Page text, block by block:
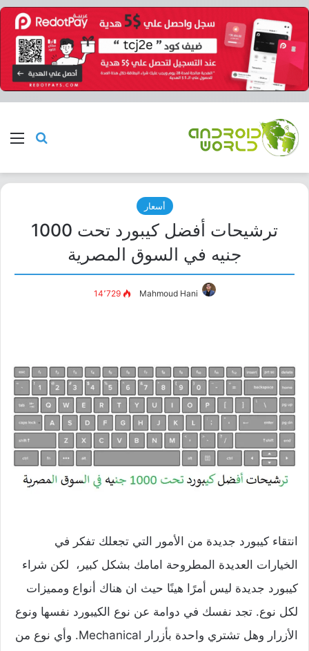
بحث
أسعار
ترشيحات أفضل كيبورد تحت 1000
جنيه في السوق المصرية
Mahmoud Hani 14٬729
انتقاء كيبورد جديدة من الأمور التي تجعلك تفكر في
الخيارات العديدة المطروحة امامك بشكل كبير، لكن شراء
كيبورد جديدة ليس أمرًا هينًا حيث ان هناك أنواع ومميزات
لكل نوع. تجد نفسك في دوامة عن نوع الكيبورد نفسها ونوع
الأزرار وهل تشتري واحدة بأزرار Mechanical. وأي نوع من